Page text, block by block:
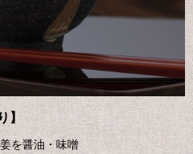
】
を醤油・味噌